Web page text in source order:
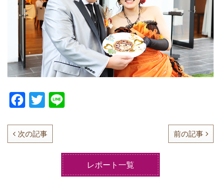
F
c
e
T
itt
er
次の記事 前の記事
レポート一覧